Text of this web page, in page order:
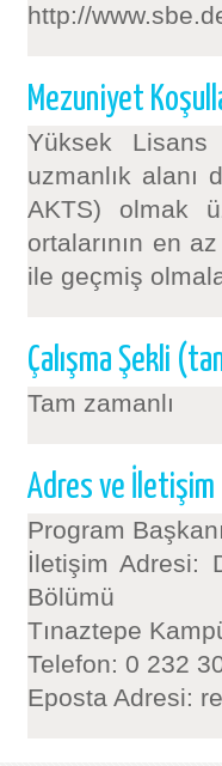
http://
Mezuniyet
Yüksek
uzmanlık alanı
AKTS) olmak
ortalarının en
ile geçmiş
Çalışma Şekli
Tam zamanlı
Adres ve
Program
İletişim Adresi:
Bölümü
Tınaztepe
Telefon: 0 232
Eposta Adresi: